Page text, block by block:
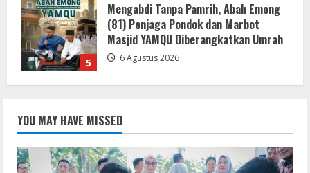
1
Gaungkan Semangat Kemerdekaan
Lewat Turnamen Catur Antar-OPD di
Sergai
7 Agustus 2026
2
Wiranata Pembunuh Ibu Kandung Pakai
Senjata Api Dinilai Terlalu Ringan
7 Agustus 2026
YOU MAY HAVE MISSED